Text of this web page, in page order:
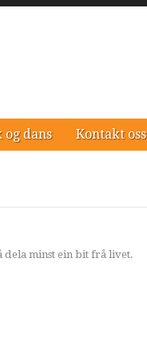
dans Kontakt oss
dela minst ein bit frå livet.